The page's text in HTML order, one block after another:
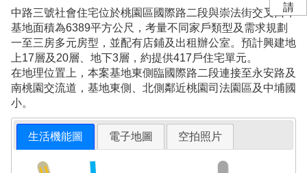
中路三號社會住宅位於桃園區國際路二段與崇法街交叉口，
基地面積為6389平方公尺，考量不同家戶類型及需求規劃
一至三房多元房型，並配有店鋪及出租辦公室。預計興建地
上17層及20層、地下3層，約提供417戶住宅單元。
在地理位置上，本案基地東側臨國際路二段連接至永安路及
南桃園交流道，基地東側、北側鄰近桃園司法園區及中埔國
小。
生活機能圖 電子地圖 空拍照片
請